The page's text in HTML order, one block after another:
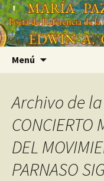
Saltar
al
contenido
'
'
Menú
Archivo de
CONCIERTO
DEL
PARNASO